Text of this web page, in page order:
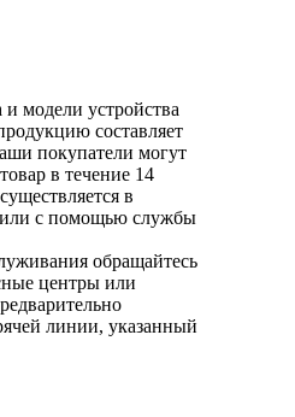
модели устройства
составляет
покупатели могут
в течение 14
в
с помощью службы
обращайтесь
центры или
линии, указанный